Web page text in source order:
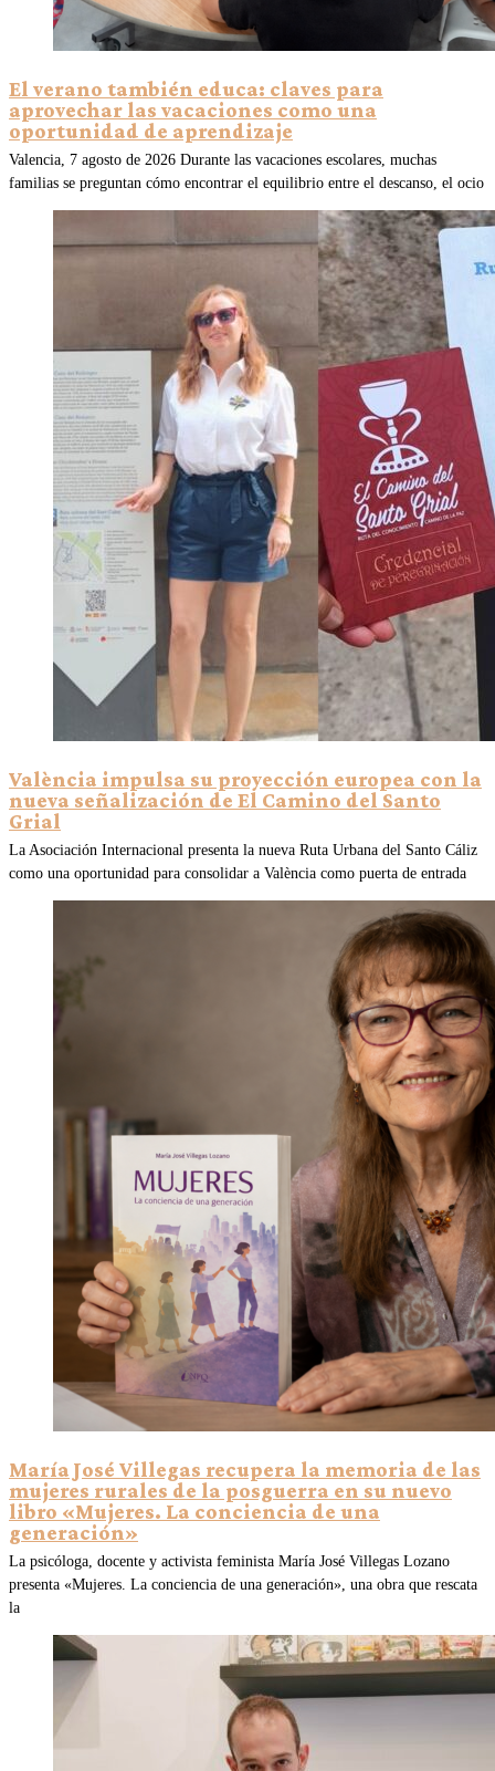
El verano también educa: claves para
aprovechar las vacaciones como una
oportunidad de aprendizaje
Valencia, 7 agosto de 2026 Durante las vacaciones escolares, muchas
familias se preguntan cómo encontrar el equilibrio entre el descanso, el ocio
València impulsa su proyección europea con la
nueva señalización de El Camino del Santo
Grial
La Asociación Internacional presenta la nueva Ruta Urbana del Santo Cáliz
como una oportunidad para consolidar a València como puerta de entrada
María José Villegas recupera la memoria de las
mujeres rurales de la posguerra en su nuevo
libro «Mujeres. La conciencia de una
generación»
La psicóloga, docente y activista feminista María José Villegas Lozano
presenta «Mujeres. La conciencia de una generación», una obra que rescata
la